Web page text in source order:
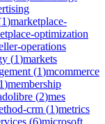
1)marketplace-
optimization
operations
(1)markets
(1)mcommerce
1)membership
(2)mes
crm (1)metrics
(6)microsoft